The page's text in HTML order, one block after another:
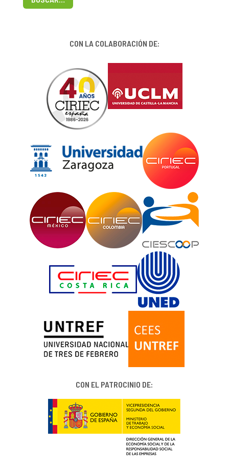
CON LA COLABORACIÓN DE:
CON EL PATROCINIO DE: